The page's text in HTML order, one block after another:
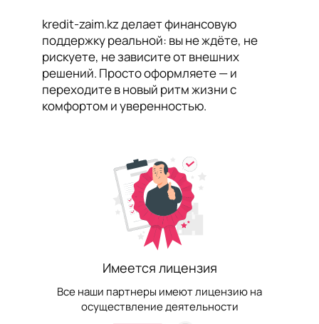
kredit-zaim.kz делает финансовую
поддержку реальной: вы не ждёте, не
рискуете, не зависите от внешних
решений. Просто оформляете — и
переходите в новый ритм жизни с
комфортом и уверенностью.
Имеется лицензия
Все наши партнеры имеют лицензию на
осуществление деятельности